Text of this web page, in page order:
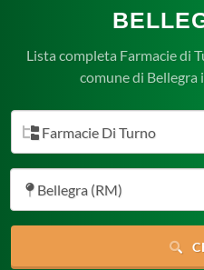
Lista completa Farmacie di
comune di Bellegra
Farmacie Di Turno
Bellegra (RM)